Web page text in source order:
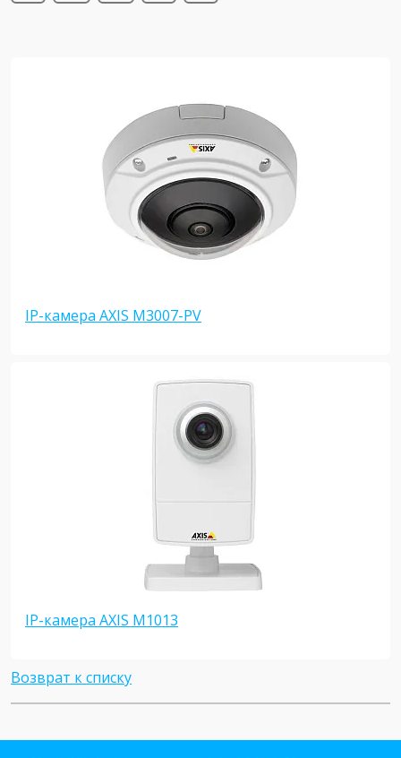
IP-камера AXIS M3007-PV
IP-камера AXIS M1013
Возврат к списку